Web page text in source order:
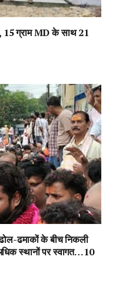
15 ग्राम MD के साथ 21
ढमाकों के बीच निकली
स्थानों पर स्वागत…10